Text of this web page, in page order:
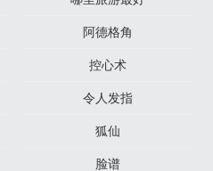
阿德格角
控心术
令人发指
狐仙
脸谱